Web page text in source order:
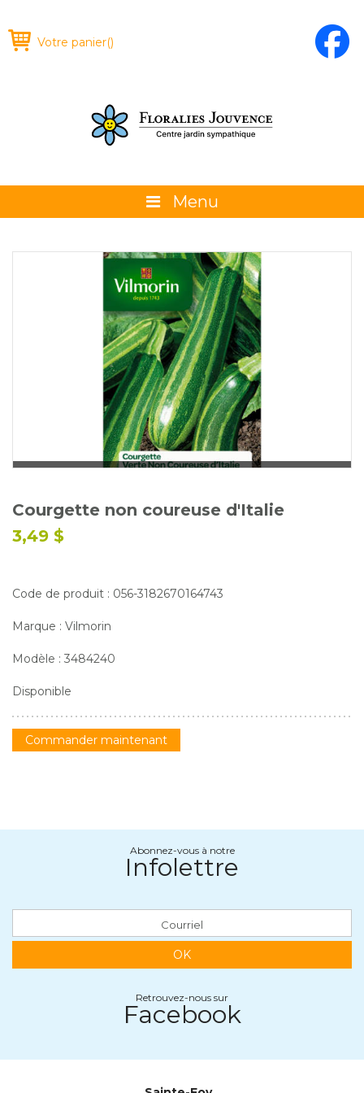
Votre panier()
Menu
La boutique
Promotions et évènements
Conseils
Glossaire
Calendrier horticole
Emplois
Service à la clientèle
Courgette non coureuse d'Italie
3,49 $
Code de produit : 056-3182670164743
Marque : Vilmorin
Modèle : 3484240
Disponible
Commander maintenant
Abonnez-vous à notre
Infolettre
OK
Retrouvez-nous sur
Facebook